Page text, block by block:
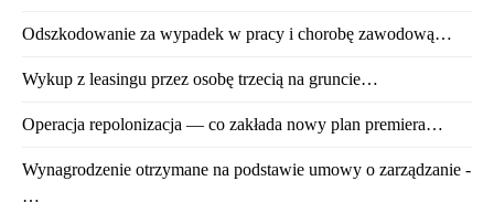
Odszkodowanie za wypadek w pracy i chorobę zawodową…
Wykup z leasingu przez osobę trzecią na gruncie…
Operacja repolonizacja — co zakłada nowy plan premiera…
Wynagrodzenie otrzymane na podstawie umowy o zarządzanie -
…